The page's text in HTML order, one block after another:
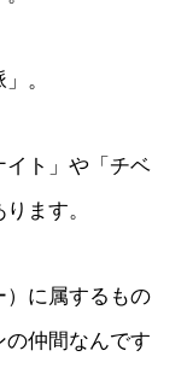
。
イト」や「チベ
ます。
）に属するもの
仲間なんです